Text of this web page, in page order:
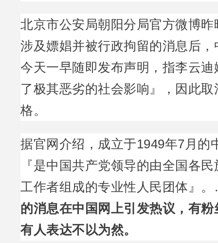
北京市公安局朝阳分局官方微博
涉及嫖娼并被行政拘留的消息后
今天一早随即发布声明，指李云
了极其恶劣的社会影响』，因此
格。
据官网介绍，成立于1949年7月的
『是中国共产党领导的由全国各
工作者组成的专业性人民团体』
的消息在中国网上引发热议，有
有人表达不以为然。